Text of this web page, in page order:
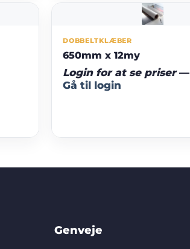
DOBBELTKLÆBER
650mm x 12my
Login for at se priser—
Gå til login
Genveje